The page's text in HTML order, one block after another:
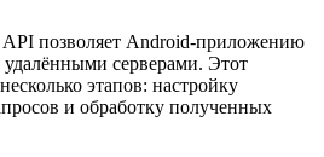
позволяет Android-приложению
серверами. Этот
этапов: настройку
и обработку полученных